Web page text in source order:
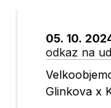
05. 10.
odkaz na
Glinkova x